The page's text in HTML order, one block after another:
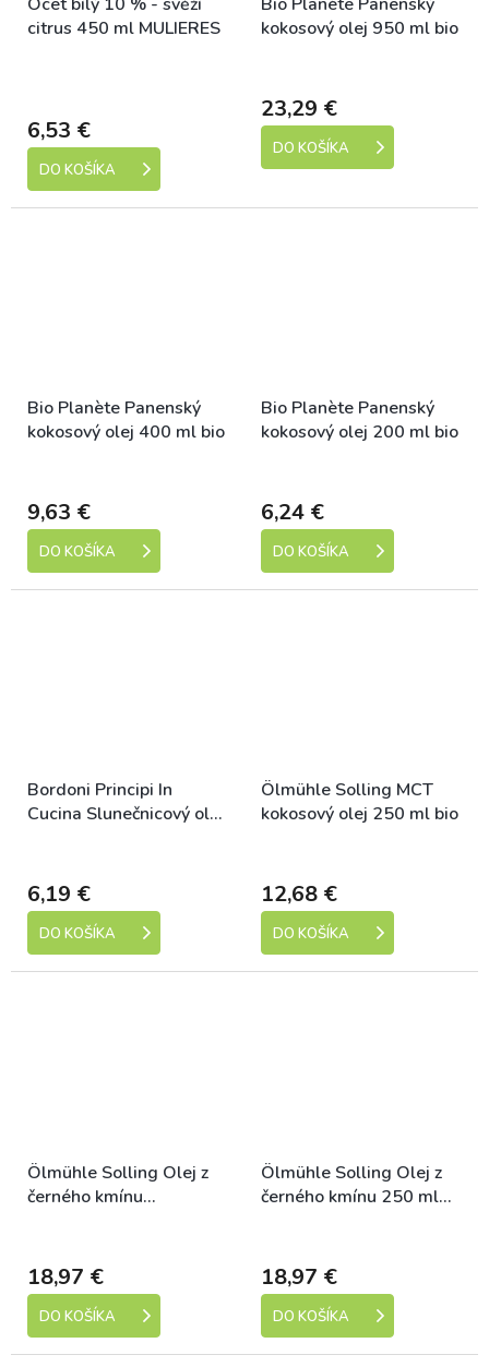
citrus 450 ml MULIERES
6,53 €
DO KOŠÍKA
kokosový olej 950 ml bio
23,29 €
DO KOŠÍKA
Bio Planète Panenský
kokosový olej 400 ml bio
9,63 €
DO KOŠÍKA
Bio Planète Panenský
kokosový olej 200 ml bio
6,24 €
DO KOŠÍKA
Bordoni Principi In
Cucina Slunečnicový olej
6,19 €
DO KOŠÍKA
Ölmühle Solling MCT
kokosový olej 250 ml bio
12,68 €
DO KOŠÍKA
Ölmühle Solling Olej z
černého kmínu
18,97 €
DO KOŠÍKA
Ölmühle Solling Olej z
černého kmínu 250 ml
18,97 €
DO KOŠÍKA